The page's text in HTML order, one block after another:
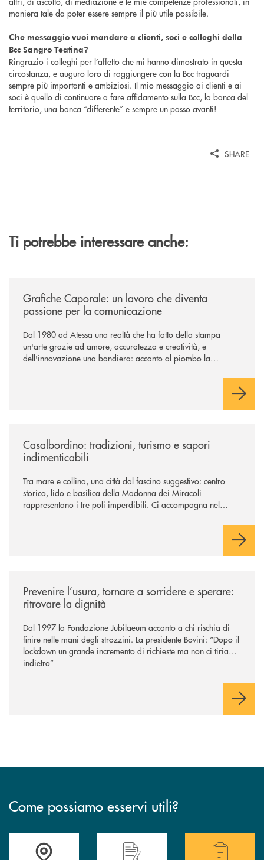
maniera tale da poter essere sempre il più utile possibile.
Che messaggio vuoi mandare a clienti, soci e colleghi della
Bcc Sangro Teatina?
Ringrazio i colleghi per l’affetto che mi hanno dimostrato in questa
circostanza, e auguro loro di raggiungere con la Bcc traguardi
sempre più importanti e ambiziosi. Il mio messaggio ai clienti e ai
soci è quello di continuare a fare affidamento sulla Bcc, la banca del
territorio, una banca “differente” e sempre un passo avanti!
SHARE
Ti potrebbe interessare anche:
Grafiche Caporale: un lavoro che diventa
passione per la comunicazione
Dal 1980 ad Atessa una realtà che ha fatto della stampa
un'arte grazie ad amore, accuratezza e creatività, e
dell'innovazione una bandiera: accanto al piombo la
Casalbordino: tradizioni, turismo e sapori
indimenticabili
Tra mare e collina, una città dal fascino suggestivo: centro
storico, lido e basilica della Madonna dei Miracoli
rappresentano i tre poli imperdibili. Ci accompagna nel
Prevenire l’usura, tornare a sorridere e sperare:
ritrovare la dignità
Dal 1997 la Fondazione Jubilaeum accanto a chi rischia di
finire nelle mani degli strozzini. La presidente Bovini: “Dopo il
lockdown un grande incremento di richieste ma non ci tiriamo
indietro”
Come possiamo esservi utili?
Accedi all' elenco completo delle filiali . Hai bisogno di